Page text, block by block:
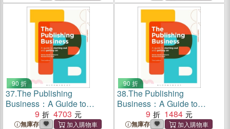
90 折
37.The Publishing
Business：A Guide to
Starting Out and Getting On
9 4703
無庫存
90 折
38.The Publishing
Business：A Guide to
Starting Out and Getting On
9 1484
無庫存